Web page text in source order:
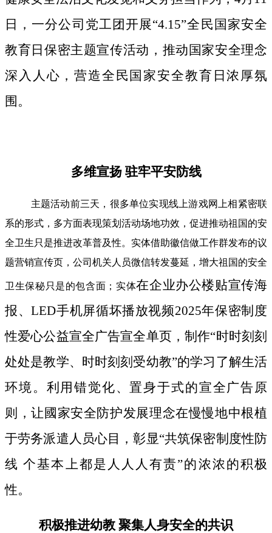
日，一分公司党工团开展“4.15”全民国家安全
教育日保密主题宣传活动，推动国家安全理念
深入人心，营造全民国家安全教育日浓厚氛
围。
多维宣扬 驻牢平安防线
主题活动前三天，很多单位实现线上游戏网上相紧密联
系的形式，多方面表现策划活动场地功效，促进推动祖国的安
全卫生只是推进改革普及性。实体借助徽信做工作群发布的议
题营销宣传页，公司机关人员微信转发蔓延，增大祖国的安全
卫生保秘只是的包含面；实体在企业办公楼贴宣传海
报、LED手机屏循坏播放视频2025年保密制度
性爱心公益宣全广告宣全单页，制作“时时刻刻
处处是教学、时时刻刻受幼教”的学习了解生活
环境。利用错觉化、置身于式的宣全广告原
则，让國家安全防护发展理念在慢慢地中根植
于劳务派遣人员心目，彰显“共筑保密制度性防
线 个基本上都是人人人有责”的浓浓的积极
性。
积极推进幼教 聚集人身安全的共识